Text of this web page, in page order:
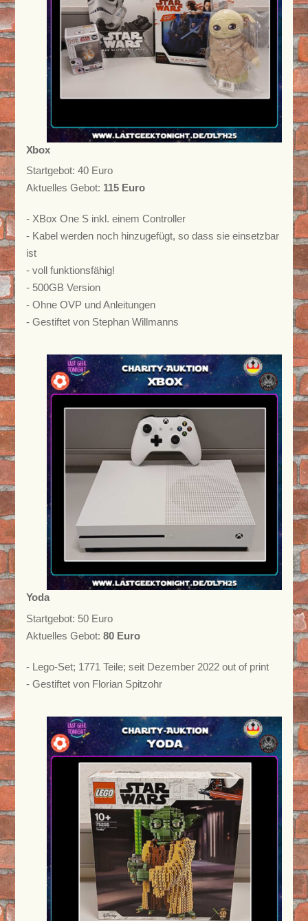
Xbox
Startgebot: 40 Euro
Aktuelles Gebot: 115 Euro
- XBox One S inkl. einem Controller
- Kabel werden noch hinzugefügt, so dass sie einsetzbar
ist
- voll funktionsfähig!
- 500GB Version
- Ohne OVP und Anleitungen
- Gestiftet von Stephan Willmanns
Yoda
Startgebot: 50 Euro
Aktuelles Gebot: 80 Euro
- Lego-Set; 1771 Teile; seit Dezember 2022 out of print
- Gestiftet von Florian Spitzohr